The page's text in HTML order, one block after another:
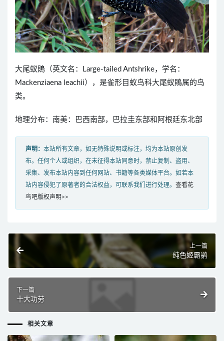
大尾蚁鵙（英文名：Large-tailed Antshrike，学名：
Mackenziaena leachii），是雀形目蚁鸟科大尾蚁鵙属的鸟
类。
地理分布：南美：巴西南部，巴拉圭东部和阿根廷东北部
声明： 本站所有文章，如无特殊说明或标注，均为本站原创发
布。任何个人或组织，在未征得本站同意时，禁止复制、盗用、
采集、发布本站内容到任何网站、书籍等各类媒体平台。如若本
站内容侵犯了原著者的合法权益，可联系我们进行处理。 查看花
鸟吧版权声明>>
上一篇
纯色姬霸鹟
下一篇
十大功劳
相关文章